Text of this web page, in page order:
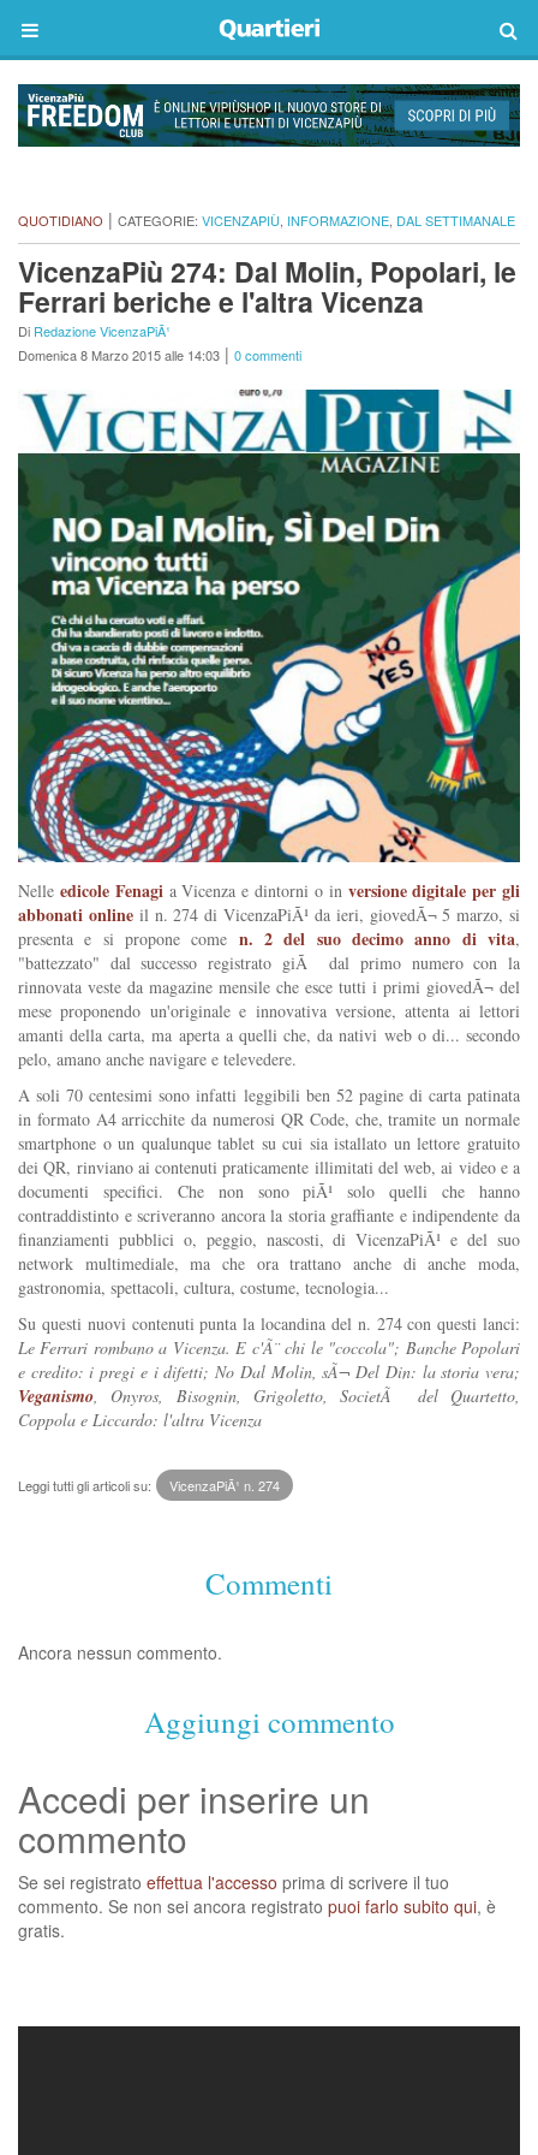
QUOTIDIANO | CATEGORIE: VICENZAPIÙ, INFORMAZIONE, DAL SETTIMANALE
VicenzaPiù 274: Dal Molin, Popolari, le
Ferrari beriche e l'altra Vicenza
Di Redazione VicenzaPiÃ¹
Domenica 8 Marzo 2015 alle 14:03 | 0 commenti
Nelle edicole Fenagi a Vicenza e dintorni o in versione digitale per gli
abbonati onlineil n. 274 di VicenzaPiÃ¹ da ieri, giovedÃ¬ 5 marzo, si
presenta e si propone come n. 2 del suo decimo anno di vita,
"battezzato" dal successo registrato giÃ dal primo numero con la
rinnovata veste da magazine mensile che esce tutti i primi giovedÃ¬ del
mese proponendo un'originale e innovativa versione, attenta ai lettori
amanti della carta, ma aperta a quelli che, da nativi web o di... secondo
pelo, amano anche navigare e televedere.
A soli 70 centesimi sono infatti leggibili ben 52 pagine di carta patinata
in formato A4 arricchite da numerosi QR Code, che, tramite un normale
smartphone o un qualunque tablet su cui sia istallato un lettore gratuito
dei QR, rinviano ai contenuti praticamente illimitati del web, ai video e a
documenti specifici. Che non sono piÃ¹ solo quelli che hanno
contraddistinto e scriveranno ancora la storia graffiante e indipendente da
finanziamenti pubblici o, peggio, nascosti, di VicenzaPiÃ¹ e del suo
network multimediale, ma che ora trattano anche di anche moda,
gastronomia, spettacoli, cultura, costume, tecnologia...
Su questi nuovi contenuti punta la locandina del n. 274 con questi lanci:
Le Ferrari rombano a Vicenza. E c'Ã¨ chi le "coccola"; Banche Popolari
e credito: i pregi e i difetti; No Dal Molin, sÃ¬ Del Din: la storia vera;
Veganismo, Onyros, Bisognin, Grigoletto, SocietÃ del Quartetto,
Coppola e Liccardo: l'altra Vicenza
Leggi tutti gli articoli su: VicenzaPiÃ¹ n. 274
Commenti
Ancora nessun commento.
Aggiungi commento
Accedi per inserire un
commento
Se sei registrato effettua l'accesso prima di scrivere il tuo
commento. Se non sei ancora registrato puoi farlo subito qui, è
gratis.